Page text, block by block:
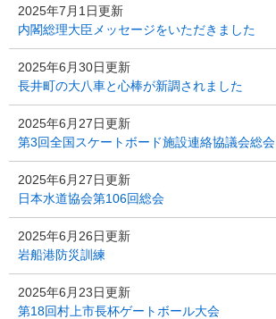
2025年7月1日更新
内閣総理大臣メッセージをいただきました
2025年6月30日更新
長井町の大八車と心棒が新調されました
2025年6月27日更新
第3回全国スケートボード施設連絡協議会総会
2025年6月27日更新
日本水道協会第106回総会
2025年6月26日更新
岩船港防災訓練
2025年6月23日更新
第18回村上市長杯ゲートボール大会